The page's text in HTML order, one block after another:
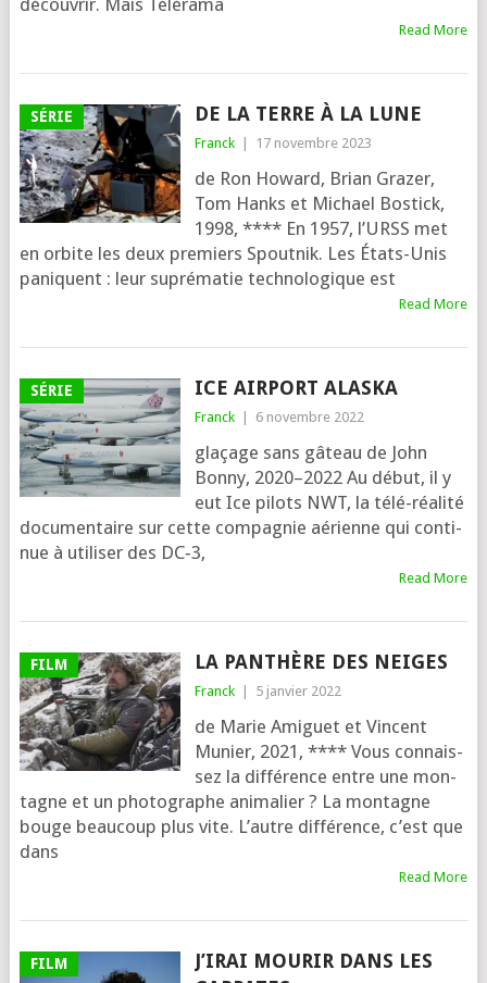
découvrir. Mais Télérama
Read More
SÉRIE DE LA TERRE À LA LUNE
Franck 17 novembre 2023
de Ron Howard, Brian Grazer,
Tom Hanks et Michael Bostick,
1998, **** En 1957, l’URSS met
en orbite les deux pre­miers Spoutnik. Les États-Unis
paniquent : leur supré­ma­tie tech­no­lo­gique est
Read More
SÉRIE ICE AIRPORT ALASKA
Franck 6 novembre 2022
gla­çage sans gâteau de John
Bonny, 2020–2022 Au début, il y
eut Ice pilots NWT, la télé-réa­li­té
docu­men­taire sur cette com­pa­gnie aérienne qui conti­
nue à uti­li­ser des DC‑3,
Read More
FILM LA PANTHÈRE DES NEIGES
Franck 5 janvier 2022
de Marie Amiguet et Vincent
Munier, 2021, **** Vous connais­
sez la dif­fé­rence entre une mon­
tagne et un pho­to­graphe ani­ma­lier ? La mon­tagne
bouge beau­coup plus vite. L’autre dif­fé­rence, c’est que
dans
Read More
FILM
J’IRAI MOURIR DANS LES